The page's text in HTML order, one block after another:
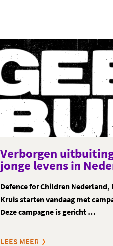
Verborgen
jonge levens in
Defence for Children Nederland,
Kruis starten vandaag met
Deze campagne is gericht …
LEES MEER